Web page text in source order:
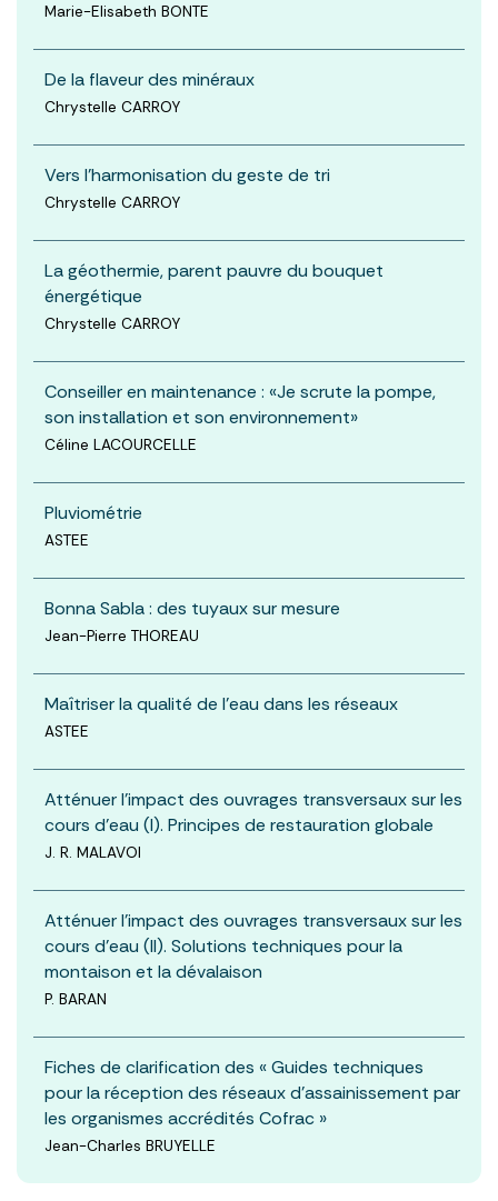
Marie-Elisabeth BONTE
De la flaveur des minéraux
Chrystelle CARROY
Vers l’harmonisation du geste de tri
Chrystelle CARROY
La géothermie, parent pauvre du bouquet
énergétique
Chrystelle CARROY
Conseiller en maintenance : «Je scrute la pompe,
son installation et son environnement»
Céline LACOURCELLE
Pluviométrie
ASTEE
Bonna Sabla : des tuyaux sur mesure
Jean-Pierre THOREAU
Maîtriser la qualité de l’eau dans les réseaux
ASTEE
Atténuer l’impact des ouvrages transversaux sur les
cours d’eau (I). Principes de restauration globale
J. R. MALAVOI
Atténuer l’impact des ouvrages transversaux sur les
cours d’eau (II). Solutions techniques pour la
montaison et la dévalaison
P. BARAN
Fiches de clarification des « Guides techniques
pour la réception des réseaux d’assainissement par
les organismes accrédités Cofrac »
Jean-Charles BRUYELLE